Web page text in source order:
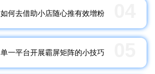
如何去借助小店随心推有效增粉
单一平台开展霸屏矩阵的小技巧